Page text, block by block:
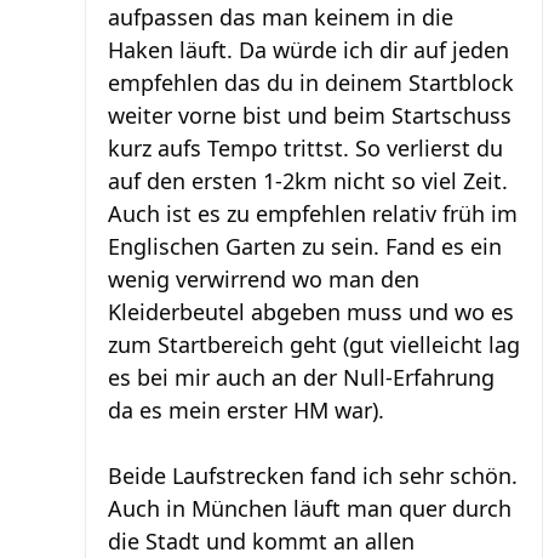
aufpassen das man keinem in die
Haken läuft. Da würde ich dir auf jeden
empfehlen das du in deinem Startblock
weiter vorne bist und beim Startschuss
kurz aufs Tempo trittst. So verlierst du
auf den ersten 1-2km nicht so viel Zeit.
Auch ist es zu empfehlen relativ früh im
Englischen Garten zu sein. Fand es ein
wenig verwirrend wo man den
Kleiderbeutel abgeben muss und wo es
zum Startbereich geht (gut vielleicht lag
es bei mir auch an der Null-Erfahrung
da es mein erster HM war).
Beide Laufstrecken fand ich sehr schön.
Auch in München läuft man quer durch
die Stadt und kommt an allen